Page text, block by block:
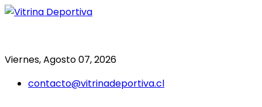
Saltar
Viernes, Agosto 07, 2026
contacto@vitrinadeportiva.cl